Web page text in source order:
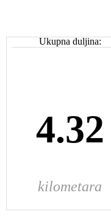
Ukupna duljina:
4.32
kilometara